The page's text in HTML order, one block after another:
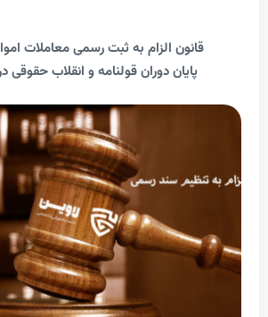
الزام به ثبت رسمی معاملات اموال غیرمنقول؛
پایان دوران قولنامه و انقلاب حقوقی در بازار املاک